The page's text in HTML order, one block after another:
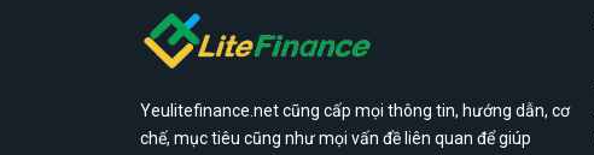
Yeulitefinance.net cũng cấp mọi thông tin, hướng dẫn, cơ
chế, mục tiêu cũng như mọi vấn đề liên quan để giúp